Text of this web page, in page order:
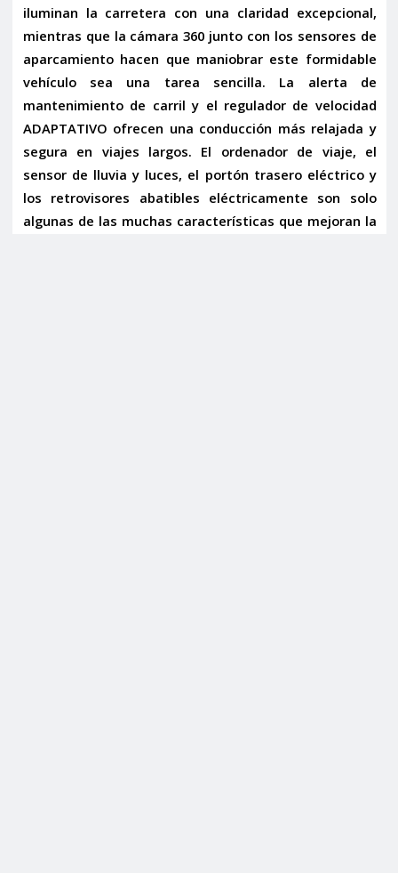
iluminan la carretera con una claridad excepcional,
mientras que la cámara 360 junto con los sensores de
aparcamientohacen que maniobrar este formidable
vehículo sea una tarea sencilla. La alerta de
mantenimiento de carril y el regulador de velocidad
ADAPTATIVO ofrecen una conducción más relajada y
segura en viajes largos. El ordenador de viaje, el
sensor de lluvia y luces, el portón trasero eléctricoy
los retrovisores abatibles eléctricamente son solo
algunas de las muchas características que mejoran la